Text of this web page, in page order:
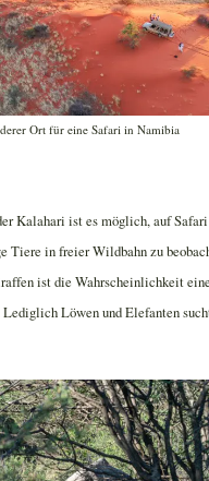
Ort für eine Safari in Namibia
Kalahari ist es möglich, auf Safari
Tiere in freier Wildbahn zu
ist die Wahrscheinlichkeit
Löwen und Elefanten